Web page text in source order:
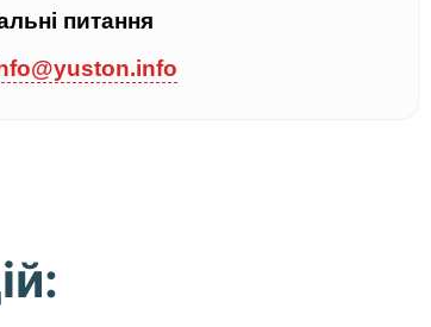
питання